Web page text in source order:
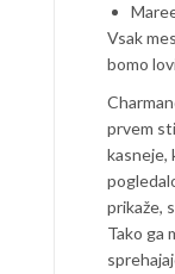
Vsak
bomo
prvem
kasneje,
prikaže,
Tako ga